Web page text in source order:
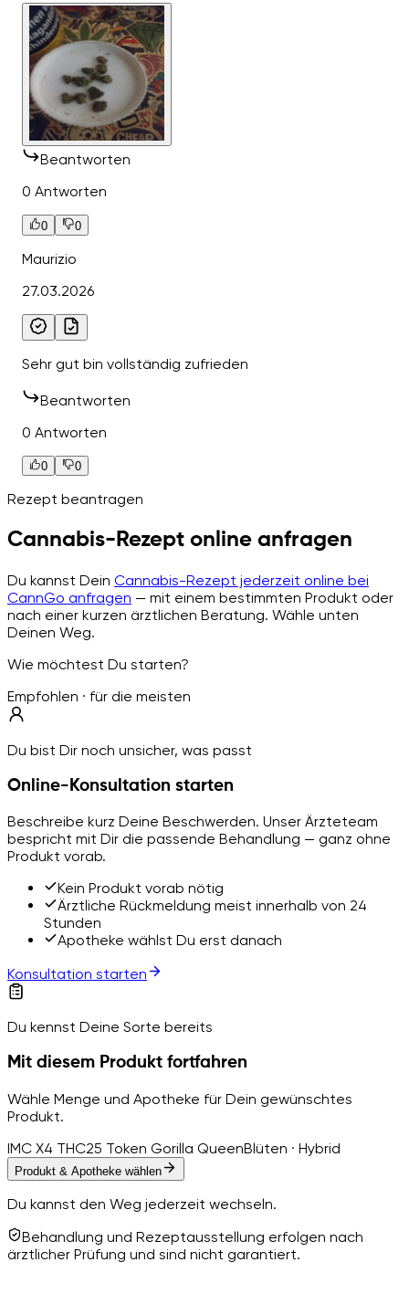
Beantworten
0 Antworten
0 0
Maurizio
27.03.2026
Sehr gut bin vollständig zufrieden
Beantworten
0 Antworten
0 0
Rezept beantragen
Cannabis-Rezept online anfragen
Du kannst Dein Cannabis-Rezept jederzeit online bei
CannGo anfragen — mit einem bestimmten Produkt oder
nach einer kurzen ärztlichen Beratung. Wähle unten
Deinen Weg.
Wie möchtest Du starten?
Empfohlen · für die meisten
Du bist Dir noch unsicher, was passt
Online-Konsultation starten
Beschreibe kurz Deine Beschwerden. Unser Ärzteteam
bespricht mit Dir die passende Behandlung — ganz ohne
Produkt vorab.
Kein Produkt vorab nötig
Ärztliche Rückmeldung meist innerhalb von 24
Stunden
Apotheke wählst Du erst danach
Konsultation starten
Du kennst Deine Sorte bereits
Mit diesem Produkt fortfahren
Wähle Menge und Apotheke für Dein gewünschtes
Produkt.
IMC X4 THC25 Token Gorilla QueenBlüten · Hybrid
Produkt & Apotheke wählen
Du kannst den Weg jederzeit wechseln.
Behandlung und Rezeptausstellung erfolgen nach
ärztlicher Prüfung und sind nicht garantiert.